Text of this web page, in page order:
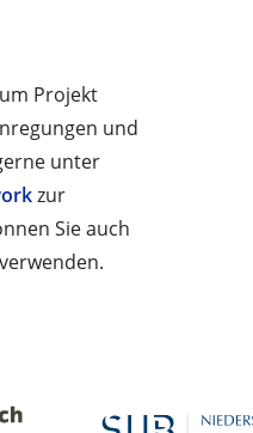
Projekt
und
unter
zur
Sie auch